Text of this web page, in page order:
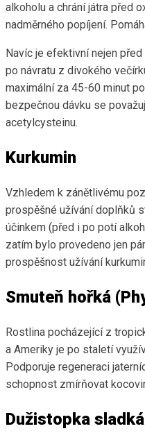
alkoholu a chrání játra před
nadměrného popíjení.
Navíc je efektivní nejen
po návratu z divokého
maximální za 45-60 minut
bezpečnou dávku se
acetylcysteinu.
Kurkumin
Vzhledem k zánětlivému
prospěšné užívání doplňků
účinkem (před i po potí
zatím bylo provedeno jen
prospěšnost užívání
Smuteň hořká
Rostlina pocházející z
a Ameriky je po staletí
Podporuje regeneraci
schopnost zmírňovat
Dužistopka